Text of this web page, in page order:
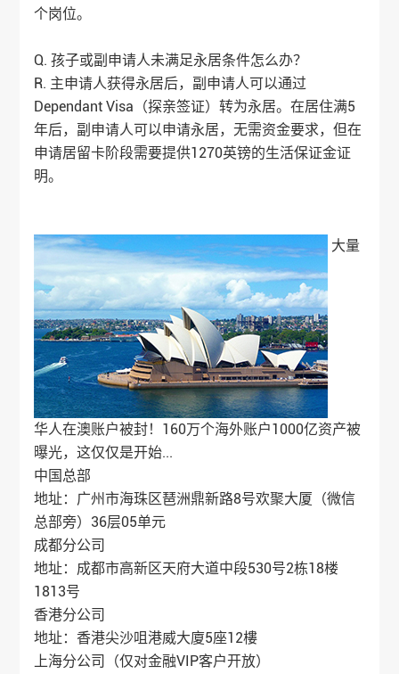
个岗位。
Q. 孩子或副申请人未满足永居条件怎么办？
R. 主申请人获得永居后，副申请人可以通过
Dependant Visa（探亲签证）转为永居。在居住满5
年后，副申请人可以申请永居，无需资金要求，但在
申请居留卡阶段需要提供1270英镑的生活保证金证
明。
大量
华人在澳账户被封！160万个海外账户1000亿资产被
曝光，这仅仅是开始...
中国总部
地址：广州市海珠区琶洲鼎新路8号欢聚大厦（微信
总部旁）36层05单元
成都分公司
地址：成都市高新区天府大道中段530号2栋18楼
1813号
香港分公司
地址：香港尖沙咀港威大廈5座12樓
上海分公司（仅对金融VIP客户开放）